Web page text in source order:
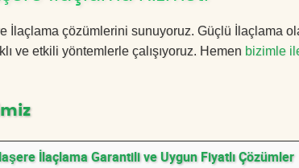
İlaçlama çözümlerini sunuyoruz. Güçlü İlaçlama
ve etkili yöntemlerle çalışıyoruz. Hemen bizimle
İlaçlama Garantili ve Uygun Fiyatlı Çözümler